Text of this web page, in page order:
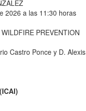
2026 a las 11:30 horas
PREVENTION
Castro Ponce y D. Alexis